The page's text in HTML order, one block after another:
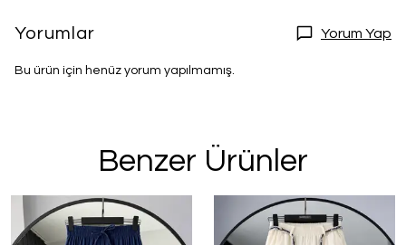
Yorumlar Yorum Yap
Bu ürün için henüz yorum yapılmamış.
Benzer Ürünler